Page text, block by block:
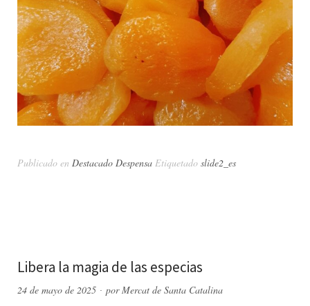
Publicado en Destacado Despensa Etiquetado slide2_es
Libera la magia de las especias
24 de mayo de 2025 porMercat de Santa Catalina